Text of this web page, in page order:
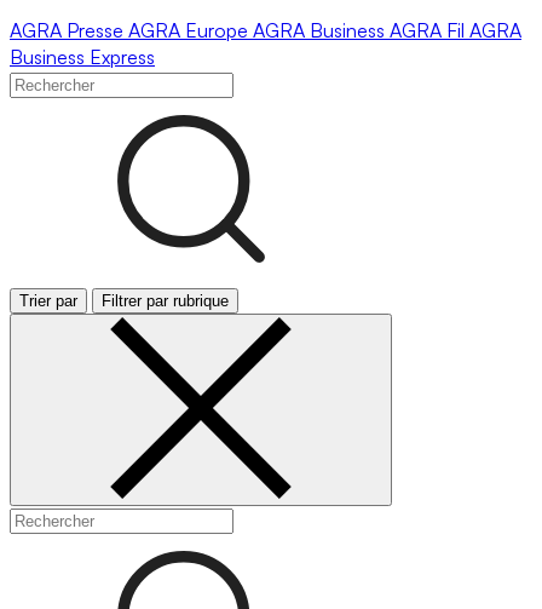
AGRA Presse AGRA Europe AGRA Business AGRA Fil AGRA
Business Express
Trier par Filtrer par rubrique